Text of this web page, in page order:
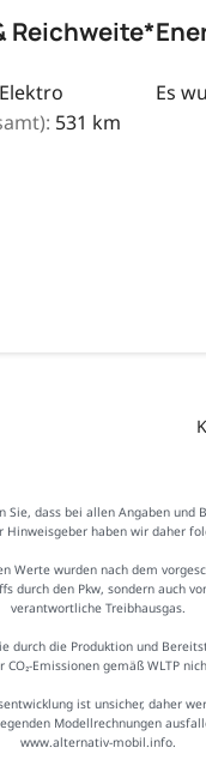
Reichweite*
Elektro
531 km
Es
dass bei allen Angaben und
haben wir daher
wurden nach dem
den Pkw, sondern auch
verantwortliche Treibhausgas.
durch die Produktion und
Emissionen gemäß WLTP
ist unsicher, daher
Modellrechnungen
www.alternativ-mobil.info.